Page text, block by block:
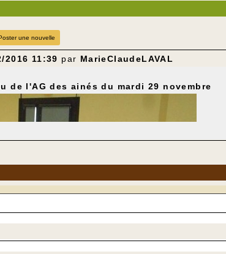
une nouvelle
2016 11:39 par MarieClaudeLAVAL
de l'AG des ainés du mardi 29 novembre